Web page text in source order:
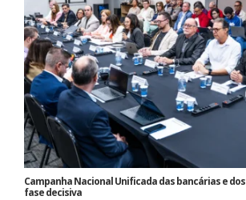
Campanha Nacional Unificada das bancárias e
fase decisiva